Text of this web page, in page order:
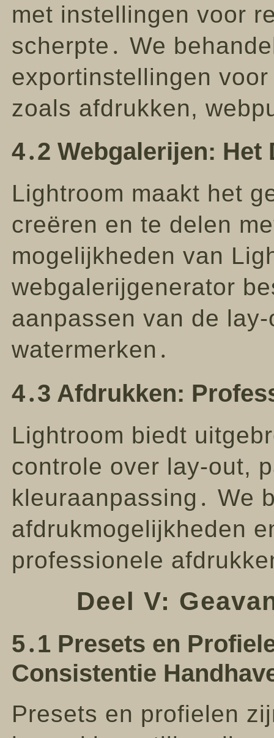
met instellingen voor
scherpte․ We
exportinstellingen
zoals afdrukken,
4․2 Webgalerijen: Het
Lightroom maakt het
creëren en te delen
mogelijkheden van
webgalerijgenerator
aanpassen van de
watermerken․
4․3 Afdrukken:
Lightroom biedt
controle over lay-out,
kleuraanpassing․ We
afdrukmogelijkheden
professionele
Deel V:
5․1 Presets en
Consistentie
Presets en profielen